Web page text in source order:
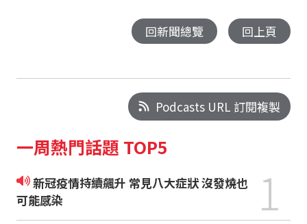
回新聞總覽 回上頁
Podcasts URL 訂閱複製
一周熱門話題 TOP5
新冠疫情持續飆升 常見八大症狀 沒發燒也
可能感染
1